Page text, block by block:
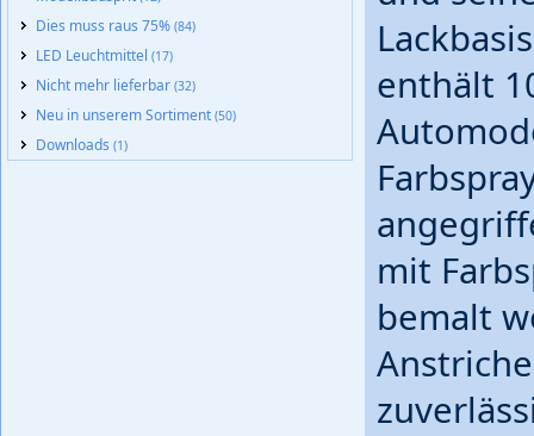
Dies muss raus 75% (84)
LED Leuchtmittel (17)
Nicht mehr lieferbar (32)
Neu in unserem Sortiment (50)
Downloads (1)
enthält
mit
bemalt